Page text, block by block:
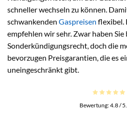
schneller wechseln zu können.
schwankenden Gaspreisen flexibel.
empfehlen wir sehr. Zwar haben
Sonderkündigungsrecht, doch die
bevorzugen Preisgarantien, die es
uneingeschränkt gibt.
Bewertung:4.8/ 5.